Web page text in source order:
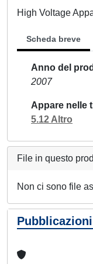
High Voltage
Scheda breve
Anno del
2007
Appare nelle
5.12 Altro
File in questo
Non ci sono file